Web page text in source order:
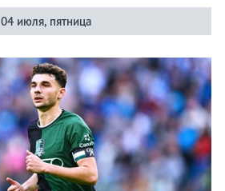
04 июля, пятница